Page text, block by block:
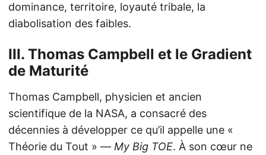
dominance, territoire, loyauté tribale, la
diabolisation des faibles.
III. Thomas Campbell et le Gradient
de Maturité
Thomas Campbell, physicien et ancien
scientifique de la NASA, a consacré des
décennies à développer ce qu’il appelle une «
Théorie du Tout » — My Big TOE. À son cœur ne